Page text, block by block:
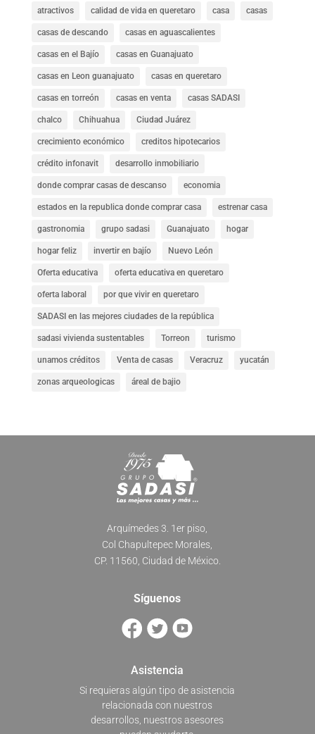
atractivos calidad de vida en queretaro casa casas
casas de descando casas en aguascalientes
casas en el Bajío casas en Guanajuato
casas en Leon guanajuato casas en queretaro
casas en torreón casas en venta casas SADASI
chalco Chihuahua Ciudad Juárez
crecimiento económico creditos hipotecarios
crédito infonavit desarrollo inmobiliario
donde comprar casas de descanso economia
estados en la republica donde comprar casa estrenar casa
gastronomia grupo sadasi Guanajuato hogar
hogar feliz invertir en bajío Nuevo León
Oferta educativa oferta educativa en queretaro
oferta laboral por que vivir en queretaro
SADASI en las mejores ciudades de la república
sadasi vivienda sustentables Torreon turismo
unamos créditos Venta de casas Veracruz yucatán
zonas arqueologicas áreal de bajio
Arquímedes 3. 1er piso,
Col Chapultepec Morales,
CP. 11560, Ciudad de México.
Síguenos
Asistencia
Si requieras algún tipo de asistencia
relacionada con nuestros
desarrollos, nuestros asesores